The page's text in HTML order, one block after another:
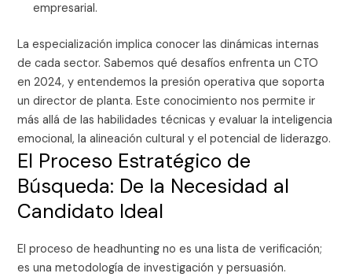
empresarial.
La especialización implica conocer las dinámicas internas
de cada sector. Sabemos qué desafíos enfrenta un CTO
en 2024, y entendemos la presión operativa que soporta
un director de planta. Este conocimiento nos permite ir
más allá de las habilidades técnicas y evaluar la inteligencia
emocional, la alineación cultural y el potencial de liderazgo.
El Proceso Estratégico de
Búsqueda: De la Necesidad al
Candidato Ideal
El proceso de headhunting no es una lista de verificación;
es una metodología de investigación y persuasión.